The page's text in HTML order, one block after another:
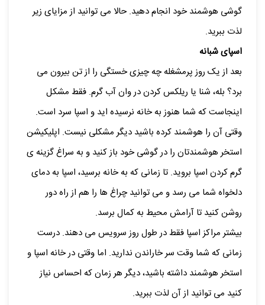
گوشی هوشمند خود انجام دهید. حالا می توانید از مزایای زیر
لذت ببرید.
اسپای شبانه
بعد از یک روز پرمشغله چه چیزی خستگی را از تن بیرون می
برد؟ بله، شنا یا ریلکس کردن در وان آب گرم. فقط مشکل
اینجاست که شما هنوز به خانه نرسیده اید و اسپا سرد است.
وقتی آن را هوشمند کرده باشید دیگر مشکلی نیست. اپلیکیشن
استخر هوشمندتان را در گوشی خود باز کنید و به سراغ گزینه ی
گرم کردن اسپا بروید. تا زمانی که به خانه برسید، اسپا به دمای
دلخواه شما می رسد و می توانید چراغ ها را هم از راه دور
روشن کنید تا آرامش محیط به کمال برسد.
بیشتر مراکز اسپا فقط در طول روز سرویس می دهند. درست
زمانی که شما وقت سر خاراندن ندارید. اما وقتی در خانه اسپا و
استخر هوشمند داشته باشید، دیگر هر زمان که احساس نیاز
کنید می توانید از آن لذت ببرید.